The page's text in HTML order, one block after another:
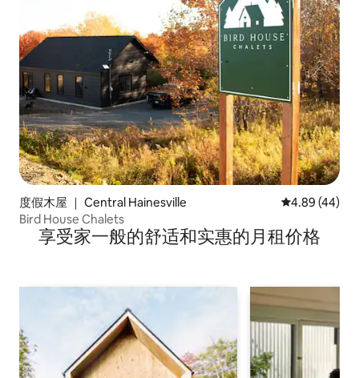
度假木屋 ｜ Central Hainesville 平均评分
4.89 (44)
Bird House Chalets
享受家一般的舒适和实惠的月租价格